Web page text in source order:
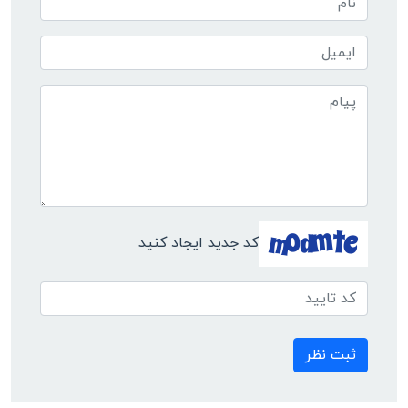
کد جدید ایجاد کنید
ثبت نظر